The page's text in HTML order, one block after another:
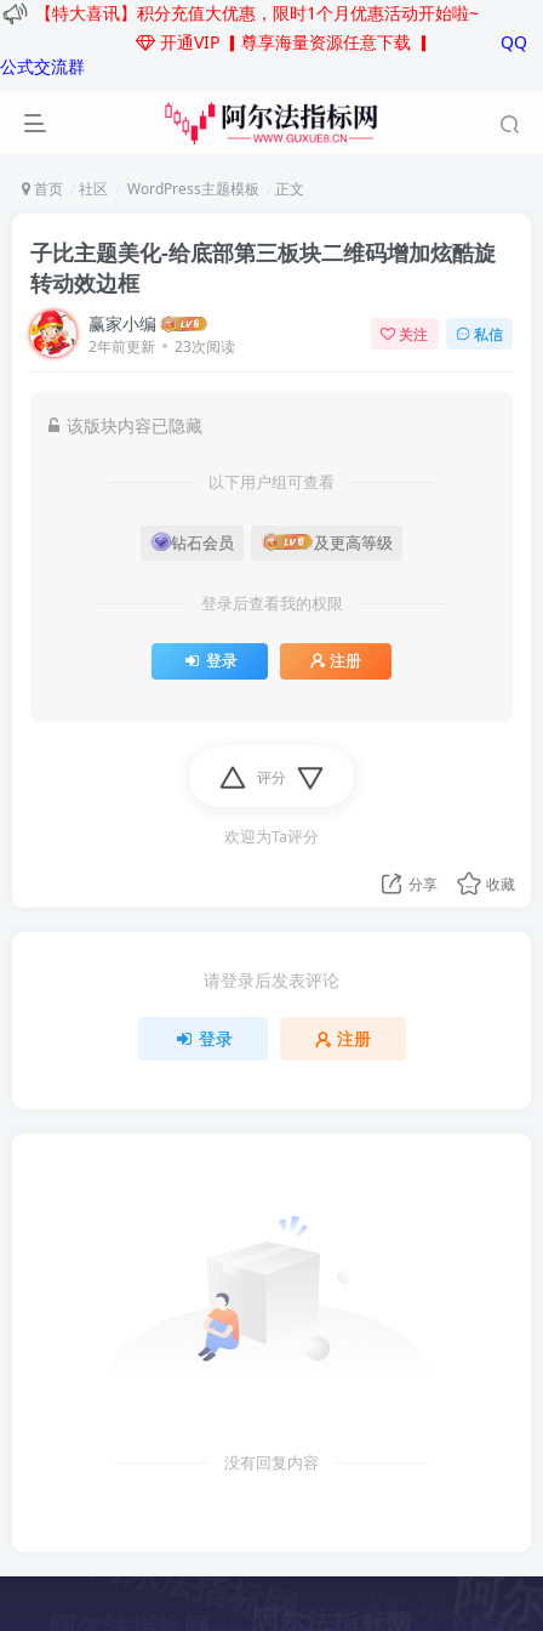
【特大喜讯】积分充值大优惠，限时1个月优惠活动开始啦~
开通VIP ▎尊享海量资源任意下载 ▎
QQ
公式交流群
首页 社区 WordPress主题模板 正文
子比主题美化-给底部第三板块二维码增加炫酷旋
转动效边框
赢家小编
2年前更新 23次阅读
关注 私信
该版块内容已隐藏
以下用户组可查看
钻石会员 及更高等级
登录后查看我的权限
登录 注册
评分
欢迎为Ta评分
分享 收藏
请登录后发表评论
登录 注册
没有回复内容
阿尔法指标网